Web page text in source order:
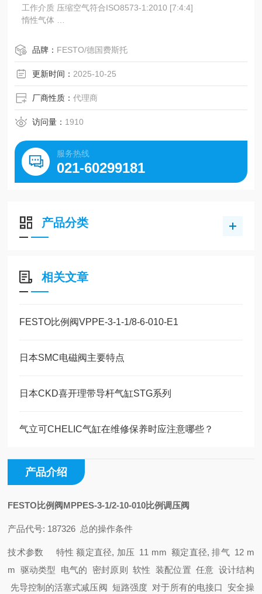
工作介质 压缩空气符合ISO8573-1:2010 [7:4:4]
惰性气体
（一旦使用后要求一直使用经过润滑的压缩空气）
品牌： FESTO/德国费斯托
更新时间： 2025-10-25
厂商性质：代理商
访问量： 1910
服务热线
021-60299181
产品分类
相关文章
FESTO比例阀VPPE-3-1-1/8-6-010-E1
日本SMC电磁阀主要特点
日本CKD喜开理带导杆气缸STG系列
气立可CHELIC气缸在维修保养时应注意哪些？
产品介绍
FESTO比例阀MPPES-3-1/2-10-010比例调压阀
产品代号: 187326 总的操作条件
技术参数 特性额定直径, 加压 11 mm额定直径, 排气 12 m
m 驱动类型 电气的 密封原则 软性 装配位置 任意 设计结构
先导控制的活塞式减压阀 短路强度 对于所有的电接口安全操